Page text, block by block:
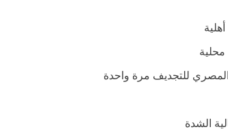
للتجديف مرة واحدة
الشدة